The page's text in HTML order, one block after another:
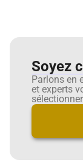
Soyez
Parlons en
et experts